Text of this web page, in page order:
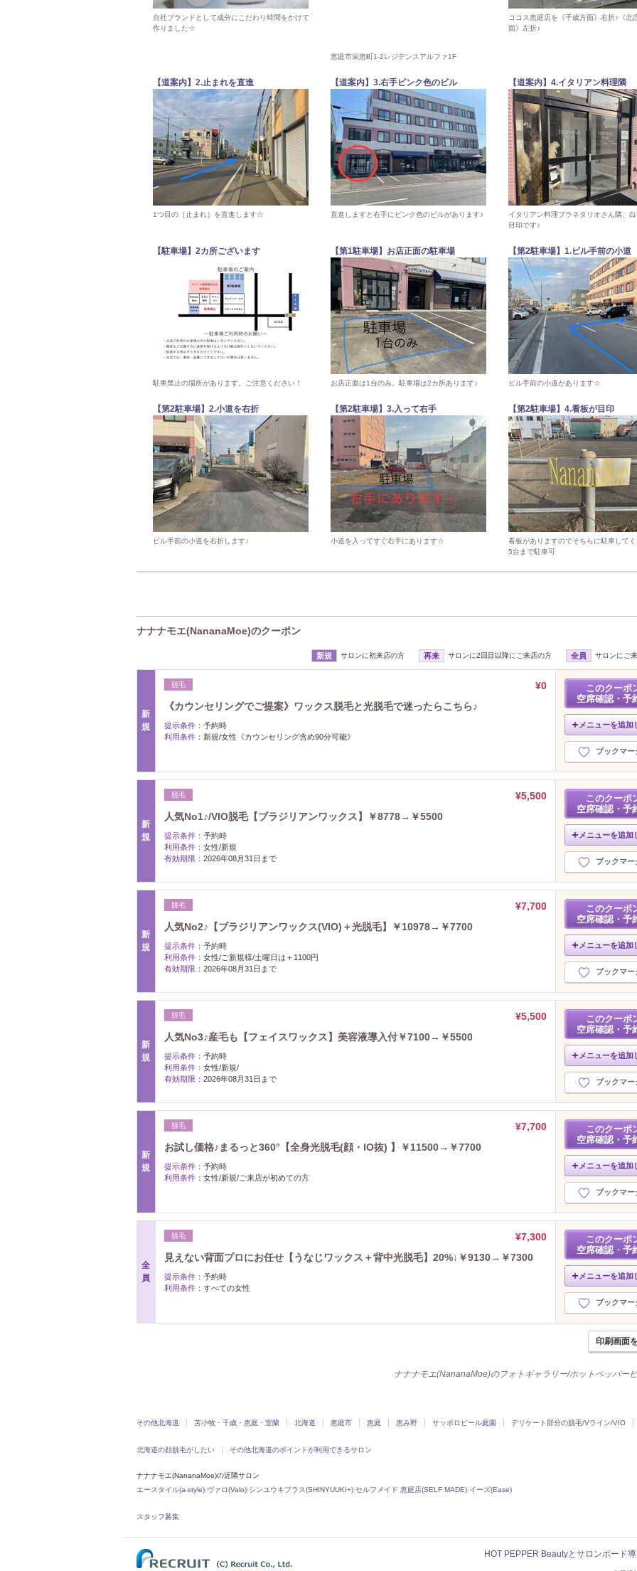
自社ブランドとして成分にこだわり時間をかけて
作りました☆
恵庭市栄恵町1-2レジデンスアルファ1F
ココス恵庭店を《千歳方面》右折♪《北
面》左折♪
【道案内】2.止まれを直進
1つ目の［止まれ］を直進します☆
【道案内】3.右手ピンク色のビル
直進しますと右手にピンク色のビルがあります♪
【道案内】4.イタリアン料理隣
イタリアン料理プラネタリオさん隣、
目印です♪
【駐車場】2カ所ございます
駐車禁止の場所があります。ご注意ください！
【第1駐車場】お店正面の駐車場
お店正面は1台のみ。駐車場は2カ所あります♪
【第2駐車場】1.ビル手前の小道
ビル手前の小道があります☆
【第2駐車場】2.小道を右折
ビル手前の小道を右折します♪
【第2駐車場】3.入って右手
小道を入ってすぐ右手にあります☆
【第2駐車場】4.看板が目印
看板がありますのでそちらに駐車して
5台まで駐車可
ナナナモエ(NananaMoe)のクーポン
新規 サロンに初来店の方 再来 サロンに2回目以降にご来店の方 全員 サロンにご
新
規
脱毛
¥0
《カウンセリングでご提案》ワックス脱毛と光脱毛で迷ったらこちら♪
提示条件： 予約時
利用条件： 新規/女性《カウンセリング含め90分可能》
このクーポ
空席確認・予
メニューを追加
ブックマー
新
規
脱毛
¥5,500
人気No1♪/VIO脱毛【ブラジリアンワックス】￥8778→￥5500
提示条件： 予約時
利用条件： 女性/新規
有効期限： 2026年08月31日まで
このクーポ
空席確認・予
メニューを追加
ブックマー
新
規
脱毛
¥7,700
人気No2♪【ブラジリアンワックス(VIO)＋光脱毛】￥10978→￥7700
提示条件： 予約時
利用条件： 女性/ご新規様/土曜日は＋1100円
有効期限： 2026年08月31日まで
このクーポ
空席確認・予
メニューを追加
ブックマー
新
規
脱毛
¥5,500
人気No3♪産毛も【フェイスワックス】美容液導入付￥7100→￥5500
提示条件： 予約時
利用条件： 女性/新規/
有効期限： 2026年08月31日まで
このクーポ
空席確認・予
メニューを追加
ブックマー
新
規
脱毛
¥7,700
お試し価格♪まるっと360°【全身光脱毛(顔・IO抜) 】￥11500→￥7700
提示条件： 予約時
利用条件： 女性/新規/ご来店が初めての方
このクーポ
空席確認・予
メニューを追加
ブックマー
全
員
脱毛
¥7,300
見えない背面プロにお任せ【うなじワックス＋背中光脱毛】20%↓￥9130→￥7300
提示条件： 予約時
利用条件： すべての女性
このクーポ
空席確認・予
メニューを追加
ブックマー
印刷画面
ナナナモエ(NananaMoe)のフォトギャラリー/ホットペッパー
その他北海道 苫小牧・千歳・恵庭・室蘭 北海道 恵庭市 恵庭 恵み野 サッポロビール庭園 デリケート部分の脱毛/Vライン/VIO
北海道の顔脱毛がしたい その他北海道のポイントが利用できるサロン
ナナナモエ(NananaMoe)の近隣サロン
エースタイル(a-style)|ヴァロ(Valo)|シンユウキプラス(SHINYUUKI+)|セルフメイド 恵庭店(SELF MADE)|イーズ(Ease)
スタッフ募集
HOT PEPPER Beautyとサロンボード